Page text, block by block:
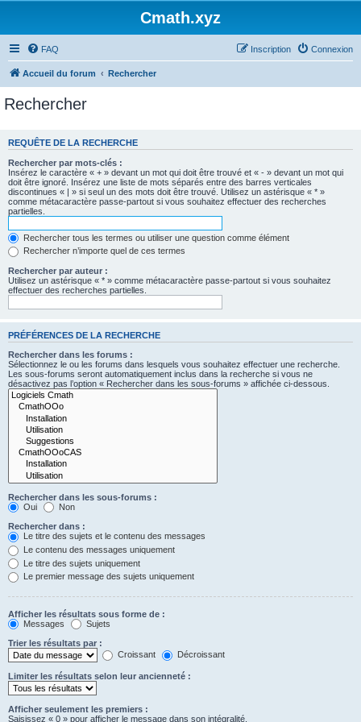
Cmath.xyz
FAQ Connexion
Inscription
Accueil du forum Rechercher
Rechercher
REQUÊTE DE LA RECHERCHE
Rechercher par mots-clés :
Insérez le caractère « + » devant un mot qui doit être trouvé et « - » devant un mot qui
doit être ignoré. Insérez une liste de mots séparés entre des barres verticales
discontinues « | » si seul un des mots doit être trouvé. Utilisez un astérisque « * »
comme métacaractère passe-partout si vous souhaitez effectuer des recherches
partielles.
Rechercher tous les termes ou utiliser une question comme élément
Rechercher n’importe quel de ces termes
Rechercher par auteur :
Utilisez un astérisque « * » comme métacaractère passe-partout si vous souhaitez
effectuer des recherches partielles.
PRÉFÉRENCES DE LA RECHERCHE
Rechercher dans les forums :
Sélectionnez le ou les forums dans lesquels vous souhaitez effectuer une recherche.
Les sous-forums seront automatiquement inclus dans la recherche si vous ne
désactivez pas l’option « Rechercher dans les sous-forums » affichée ci-dessous.
Rechercher dans les sous-forums :
Oui
Non
Rechercher dans :
Le titre des sujets et le contenu des messages
Le contenu des messages uniquement
Le titre des sujets uniquement
Le premier message des sujets uniquement
Afficher les résultats sous forme de :
Messages
Sujets
Trier les résultats par :
Croissant
Décroissant
Limiter les résultats selon leur ancienneté :
Afficher seulement les premiers :
Saisissez « 0 » pour afficher le message dans son intégralité.